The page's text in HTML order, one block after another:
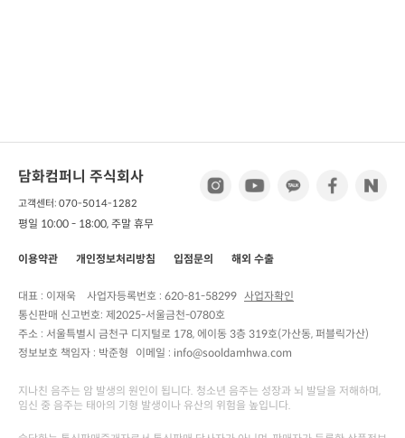
담화컴퍼니 주식회사
고객센터: 070-5014-1282
평일 10:00 - 18:00, 주말 휴무
이용약관 개인정보처리방침 입점문의 해외 수출
대표 : 이재욱 사업자등록번호 : 620-81-58299 사업자확인
통신판매 신고번호: 제2025-서울금천-0780호
주소 : 서울특별시 금천구 디지털로 178, 에이동 3층 319호(가산동, 퍼블릭가산)
정보보호 책임자 : 박준형 이메일 : info@sooldamhwa.com
지나친 음주는 암 발생의 원인이 됩니다. 청소년 음주는 성장과 뇌 발달을 저해하며,
임신 중 음주는 태아의 기형 발생이나 유산의 위험을 높입니다.